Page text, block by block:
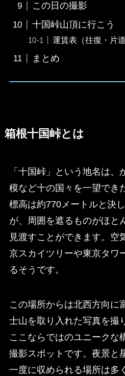
この日の撮影
十国峠山頂に行こう
運賃表（往復・片道
まとめ
箱根十国峠とは
「十国峠」という地名は、
模など十の国々を一望でき
標高は約770メートルと決
が、周囲を遮るものがほと
見渡すことができます。空
京スカイツリーや東京タワ
るそうです。
この場所からは北西方向に
士山を取り入れた写真を撮
ここならではのユニークな
撮影スポットです。夜景と
一度に収められる場所は多